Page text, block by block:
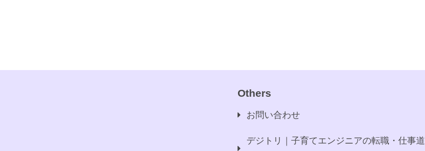
Others
お問い合わせ
デジトリ｜子育てエンジニアの転職・仕事道